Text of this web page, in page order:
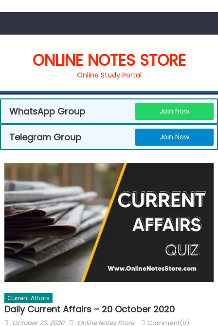
ONLINE NOTES STORE
Online Study Portal
WhatsApp Group Join Now
Telegram Group Join Now
Current Affairs
Daily Current Affairs – 20 October 2020
October 20, 2020 Online Notes Store Comment(0)